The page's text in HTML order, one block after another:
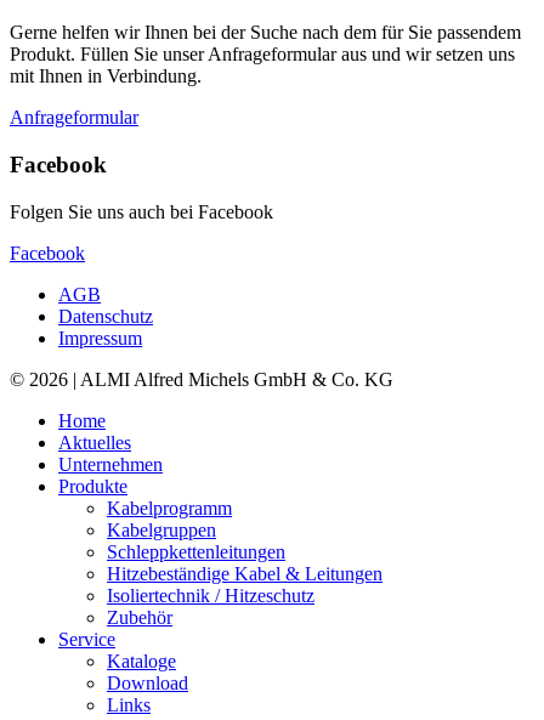
Gerne helfen wir Ihnen bei der Suche nach dem für Sie passendem
Produkt. Füllen Sie unser Anfrageformular aus und wir setzen uns
mit Ihnen in Verbindung.
Anfrageformular
Facebook
Folgen Sie uns auch bei Facebook
Facebook
AGB
Datenschutz
Impressum
© 2026 | ALMI Alfred Michels GmbH & Co. KG
Home
Aktuelles
Unternehmen
Produkte
Kabelprogramm
Kabelgruppen
Schleppkettenleitungen
Hitzebeständige Kabel & Leitungen
Isoliertechnik / Hitzeschutz
Zubehör
Service
Kataloge
Download
Links